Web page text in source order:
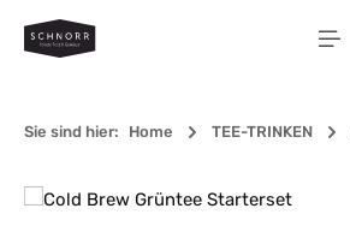
Zum Hauptinhalt springen
Sie sind hier: Home TEE-TRINKEN
Bildergalerie überspringen